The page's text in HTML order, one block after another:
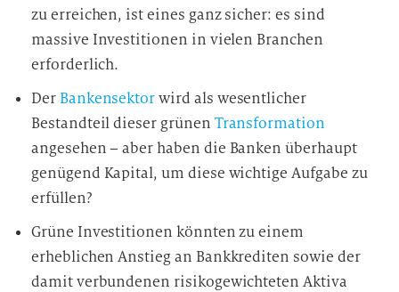
zu erreichen, ist eines ganz sicher: es sind
massive Investitionen in vielen Branchen
erforderlich.
DerBankensektorwird als wesentlicher
Bestandteil dieser grünen Transformation
angesehen – aber haben die Banken überhaupt
genügend Kapital, um diese wichtige Aufgabe zu
erfüllen?
Grüne Investitionen könnten zu einem
erheblichen Anstieg an Bankkrediten sowie der
damit verbundenen risikogewichteten Aktiva